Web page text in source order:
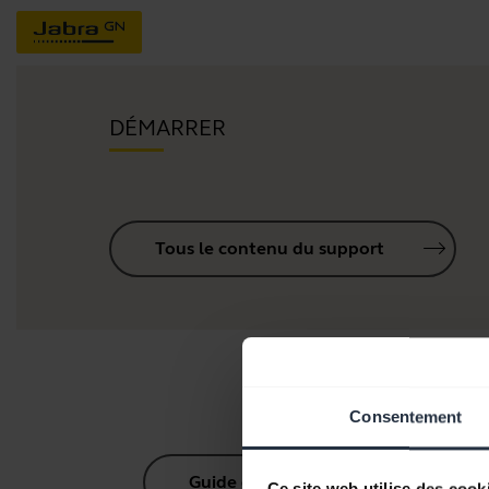
Consentement
DÉMARRER
Tous le contenu du support
Guide d'appairage Bluetooth